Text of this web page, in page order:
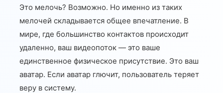
Это мелочь? Возможно. Но именно из таких
мелочей складывается общее впечатление. В
мире, где большинство контактов происходит
удаленно, ваш видеопоток — это ваше
единственное физическое присутствие. Это ваш
аватар. Если аватар глючит, пользователь теряет
веру в систему.